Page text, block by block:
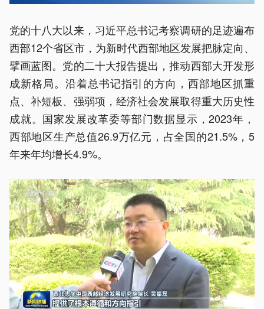
党的十八大以来，习近平总书记考察调研的足迹遍布
西部12个省区市，为新时代西部地区发展把脉定向、
擘画蓝图。党的二十大报告提出，推动西部大开发形
成新格局。沿着总书记指引的方向，西部地区抓重
点、补短板、强弱项，经济社会发展取得重大历史性
成就。国家发展改革委等部门数据显示，2023年，
西部地区生产总值26.9万亿元，占全国的21.5%，5
年来年均增长4.9%。